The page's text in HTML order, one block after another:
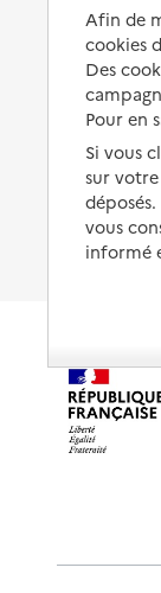
Organiser à
protection
Les mesures
Les
À qui
Les politiques
Afin de
cookies
Des
Pour en
Si vous
sur
vous
informé